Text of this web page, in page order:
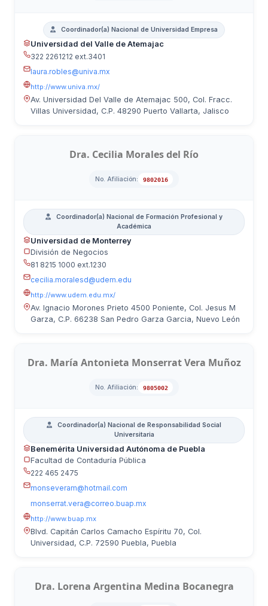
Coordinador(a) Nacional de Universidad Empresa
Universidad del Valle de Atemajac
322 2261212 ext.3401
laura.robles@univa.mx
http://www.univa.mx/
Av. Universidad Del Valle de Atemajac 500, Col. Fracc.
Villas Universidad, C.P. 48290 Puerto Vallarta, Jalisco
Dra. Cecilia Morales del Río
No. Afiliación: 9802016
Coordinador(a) Nacional de Formación Profesional y
Académica
Universidad de Monterrey
División de Negocios
81 8215 1000 ext.1230
cecilia.moralesd@udem.edu
http://www.udem.edu.mx/
Av. Ignacio Morones Prieto 4500 Poniente, Col. Jesus M
Garza, C.P. 66238 San Pedro Garza Garcia, Nuevo León
Dra. María Antonieta Monserrat Vera Muñoz
No. Afiliación: 9805002
Coordinador(a) Nacional de Responsabilidad Social
Universitaria
Benemérita Universidad Autónoma de Puebla
Facultad de Contaduría Pública
222 465 2475
monseveram@hotmail.com
monserrat.vera@correo.buap.mx
http://www.buap.mx
Blvd. Capitán Carlos Camacho Espíritu 70, Col.
Universidad, C.P. 72590 Puebla, Puebla
Dra. Lorena Argentina Medina Bocanegra